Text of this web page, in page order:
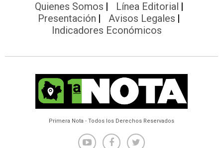
Quienes Somos
Línea Editorial
Presentación
Avisos Legales
Indicadores Económicos
Primera Nota - Todos los Derechos Reservados